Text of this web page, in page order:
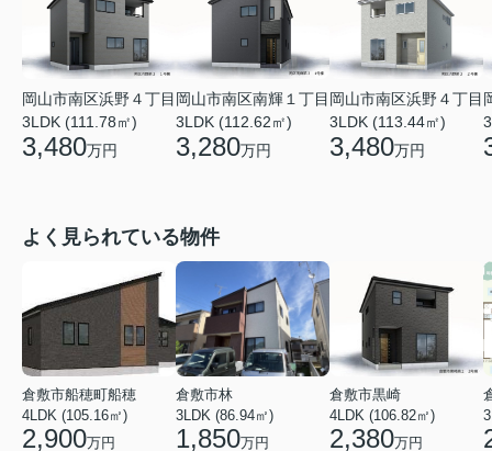
岡山市南区浜野４丁目
3LDK (111.78㎡)
3,480万円
岡山市南区南輝１丁目
3LDK (112.62㎡)
3,280万円
岡山市南区浜野４丁目
3LDK (113.44㎡)
3,480万円
よく見られている物件
倉敷市船穂町船穂
4LDK (105.16㎡)
2,900万円
倉敷市林
3LDK (86.94㎡)
1,850万円
倉敷市黒崎
4LDK (106.82㎡)
2,380万円